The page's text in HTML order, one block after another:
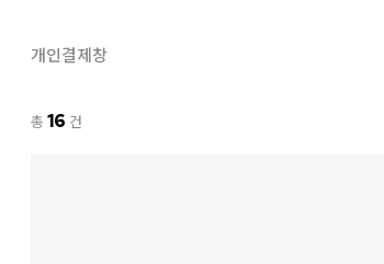
개인결제창
총 16 건